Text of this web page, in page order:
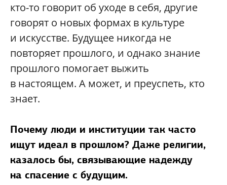
кто-то говорит об уходе в себя, другие
говорят о новых формах в культуре
и искусстве. Будущее никогда не
повторяет прошлого, и однако знание
прошлого помогает выжить
в настоящем. А может, и преуспеть, кто
знает.
Почему люди и институции так часто
ищут идеал в прошлом? Даже религии,
казалось бы, связывающие надежду
на спасение с будущим.